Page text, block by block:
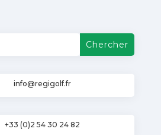
info@regigolf.fr
+33 (0)2 54 30 24 82